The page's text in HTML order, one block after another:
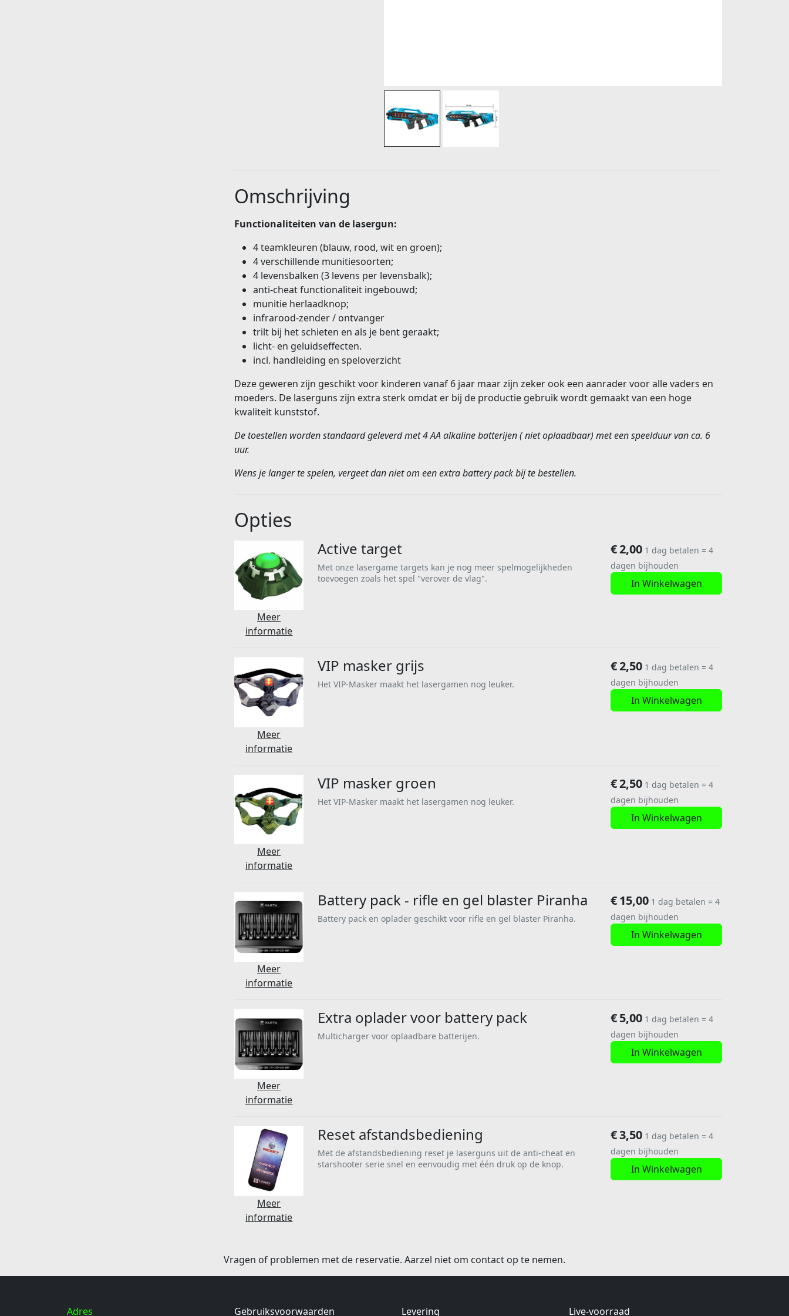
Omschrijving
Functionaliteiten van de lasergun:
4 teamkleuren (blauw, rood, wit en groen);
4 verschillende munitiesoorten;
4 levensbalken (3 levens per levensbalk);
anti-cheat functionaliteit ingebouwd;
munitie herlaadknop;
infrarood-zender / ontvanger
trilt bij het schieten en als je bent geraakt;
licht- en geluidseffecten.
incl. handleiding en speloverzicht
Deze geweren zijn geschikt voor kinderen vanaf 6 jaar maar zijn zeker ook een aanrader voor alle vaders en
moeders. De laserguns zijn extra sterk omdat er bij de productie gebruik wordt gemaakt van een hoge
kwaliteit kunststof.
De toestellen worden standaard geleverd met 4 AA alkaline batterijen ( niet oplaadbaar) met een speelduur van ca. 6
uur.
Wens je langer te spelen, vergeet dan niet om een extra battery pack bij te bestellen.
Opties
Meer
informatie
€2,00 1 dag betalen = 4
dagen bijhouden
In Winkelwagen
Active target
Met onze lasergame targets kan je nog meer spelmogelijkheden
toevoegen zoals het spel "verover de vlag".
Meer
informatie
€2,50 1 dag betalen = 4
dagen bijhouden
In Winkelwagen
VIP masker grijs
Het VIP-Masker maakt het lasergamen nog leuker.
Meer
informatie
€2,50 1 dag betalen = 4
dagen bijhouden
In Winkelwagen
VIP masker groen
Het VIP-Masker maakt het lasergamen nog leuker.
Meer
informatie
€15,00 1 dag betalen = 4
dagen bijhouden
In Winkelwagen
Battery pack - rifle en gel blaster Piranha
Battery pack en oplader geschikt voor rifle en gel blaster Piranha.
Meer
informatie
€5,00 1 dag betalen = 4
dagen bijhouden
In Winkelwagen
Extra oplader voor battery pack
Multicharger voor oplaadbare batterijen.
Meer
informatie
€3,50 1 dag betalen = 4
dagen bijhouden
In Winkelwagen
Reset afstandsbediening
Met de afstandsbediening reset je laserguns uit de anti-cheat en
starshooter serie snel en eenvoudig met één druk op de knop.
Vragen of problemen met de reservatie. Aarzel niet om contact op te nemen.
Adres Gebruiksvoorwaarden Levering Live-voorraad